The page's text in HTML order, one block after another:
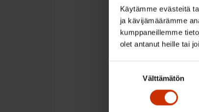
Käytämme evästeitä
ja kävijämäärämme
kumppaneillemme
olet antanut heille tai
Välttämätön
Tuuli Glantz. Kuva